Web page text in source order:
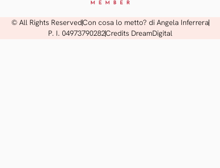
© All Rights ReservedCon cosa lo metto? di Angela Inferrera
P. I. 04973790282Credits DreamDigital